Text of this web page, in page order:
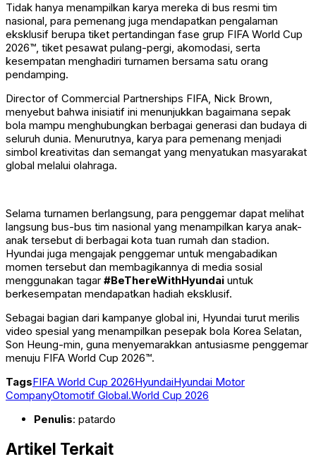
Tidak hanya menampilkan karya mereka di bus resmi tim
nasional, para pemenang juga mendapatkan pengalaman
eksklusif berupa tiket pertandingan fase grup FIFA World Cup
2026™, tiket pesawat pulang-pergi, akomodasi, serta
kesempatan menghadiri turnamen bersama satu orang
pendamping.
Director of Commercial Partnerships FIFA, Nick Brown,
menyebut bahwa inisiatif ini menunjukkan bagaimana sepak
bola mampu menghubungkan berbagai generasi dan budaya di
seluruh dunia. Menurutnya, karya para pemenang menjadi
simbol kreativitas dan semangat yang menyatukan masyarakat
global melalui olahraga.
Selama turnamen berlangsung, para penggemar dapat melihat
langsung bus-bus tim nasional yang menampilkan karya anak-
anak tersebut di berbagai kota tuan rumah dan stadion.
Hyundai juga mengajak penggemar untuk mengabadikan
momen tersebut dan membagikannya di media sosial
menggunakan tagar #BeThereWithHyundai untuk
berkesempatan mendapatkan hadiah eksklusif.
Sebagai bagian dari kampanye global ini, Hyundai turut merilis
video spesial yang menampilkan pesepak bola Korea Selatan,
Son Heung-min, guna menyemarakkan antusiasme penggemar
menuju FIFA World Cup 2026™.
TagsFIFA World Cup 2026HyundaiHyundai Motor
CompanyOtomotif Global.World Cup 2026
Penulis: patardo
Artikel Terkait